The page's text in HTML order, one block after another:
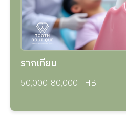
รากเทียม
50,000-80,000 THB